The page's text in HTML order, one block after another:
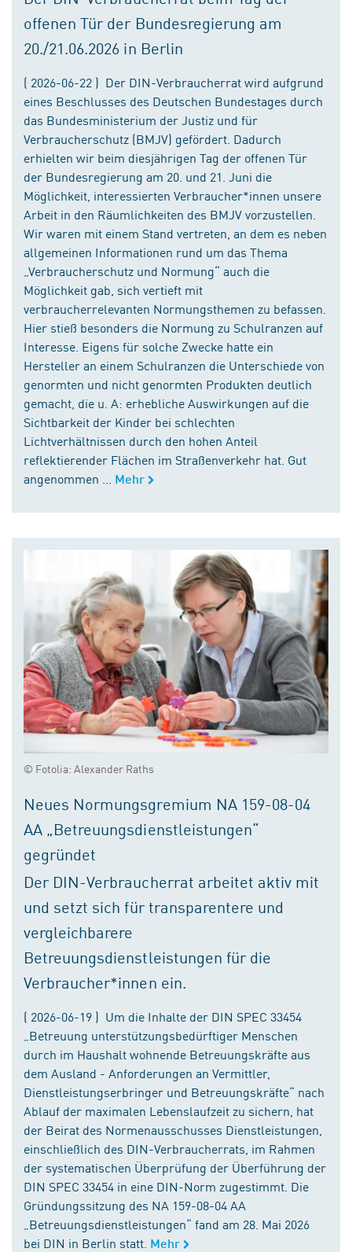
offenen Tür der Bundesregierung am
20./21.06.2026 in Berlin
( 2026-06-22 ) Der DIN-Verbraucherrat wird aufgrund
eines Beschlusses des Deutschen Bundestages durch
das Bundesministerium der Justiz und für
Verbraucherschutz (BMJV) gefördert. Dadurch
erhielten wir beim diesjährigen Tag der offenen Tür
der Bundesregierung am 20. und 21. Juni die
Möglichkeit, interessierten Verbraucher*innen unsere
Arbeit in den Räumlichkeiten des BMJV vorzustellen.
Wir waren mit einem Stand vertreten, an dem es neben
allgemeinen Informationen rund um das Thema
„Verbraucherschutz und Normung“ auch die
Möglichkeit gab, sich vertieft mit
verbraucherrelevanten Normungsthemen zu befassen.
Hier stieß besonders die Normung zu Schulranzen auf
Interesse. Eigens für solche Zwecke hatte ein
Hersteller an einem Schulranzen die Unterschiede von
genormten und nicht genormten Produkten deutlich
gemacht, die u. A: erhebliche Auswirkungen auf die
Sichtbarkeit der Kinder bei schlechten
Lichtverhältnissen durch den hohen Anteil
reflektierender Flächen im Straßenverkehr hat. Gut
angenommen ...
Mehr
© Fotolia: Alexander Raths
Neues Normungsgremium NA 159-08-04
AA „Betreuungsdienstleistungen“
gegründet
Der DIN-Verbraucherrat arbeitet aktiv mit
und setzt sich für transparentere und
vergleichbarere
Betreuungsdienstleistungen für die
Verbraucher*innen ein.
( 2026-06-19 ) Um die Inhalte der DIN SPEC 33454
„Betreuung unterstützungsbedürftiger Menschen
durch im Haushalt wohnende Betreuungskräfte aus
dem Ausland - Anforderungen an Vermittler,
Dienstleistungserbringer und Betreuungskräfte“ nach
Ablauf der maximalen Lebenslaufzeit zu sichern, hat
der Beirat des Normenausschusses Dienstleistungen,
einschließlich des DIN-Verbraucherrats, im Rahmen
der systematischen Überprüfung der Überführung der
DIN SPEC 33454 in eine DIN-Norm zugestimmt. Die
Gründungssitzung des NA 159-08-04 AA
„Betreuungsdienstleistungen“ fand am 28. Mai 2026
bei DIN in Berlin statt. Mehr